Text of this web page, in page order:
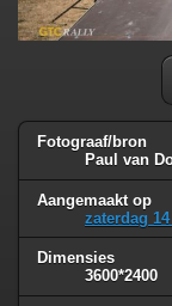
Fotograaf/bron
Paul van
Aangemaakt op
zaterdag
Dimensies
3600*2400